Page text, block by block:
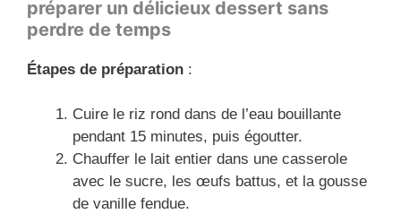
préparer un délicieux dessert sans
perdre de temps
Étapes de préparation :
Cuire le riz rond dans de l’eau bouillante
pendant 15 minutes, puis égoutter.
Chauffer le lait entier dans une casserole
avec le sucre, les œufs battus, et la gousse
de vanille fendue.